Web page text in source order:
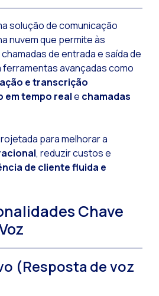
Setor financeiro:
Gerando maior
Comércio
Transformando
Como digitalizar
Como melhorar a
Desafios para o
solução de comunicação
nuvem que permite às
de entrada e saída de
avançadas como
e transcrição
em tempo reale chamadas
para melhorar a
, reduzir custos e
de cliente fluida e
Chave
(Resposta de voz